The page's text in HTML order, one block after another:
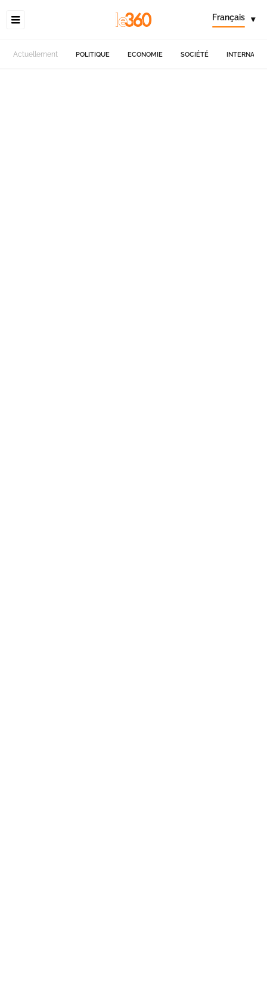
Français ▾
Actuellement POLITIQUE ECONOMIE SOCIÉTÉ